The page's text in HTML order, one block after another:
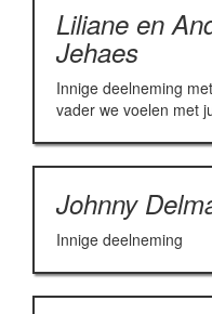
Liliane en
Jehaes
Innige deelneming
vader we voelen met
Johnny
Innige deelneming